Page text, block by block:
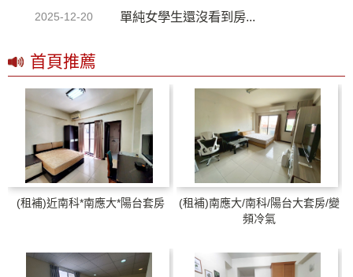
2025-12-20 單純女學生還沒看到房...
首頁推薦
(租補)近南科*南應大*陽台套房
(租補)南應大/南科/陽台大套房/變
頻冷氣